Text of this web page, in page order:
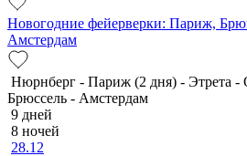
Новогодние фейерверки: Париж,
Амстердам
Нюрнберг - Париж (2 дня) - Этрета -
Брюссель - Амстердам
9 дней
8 ночей
28.12